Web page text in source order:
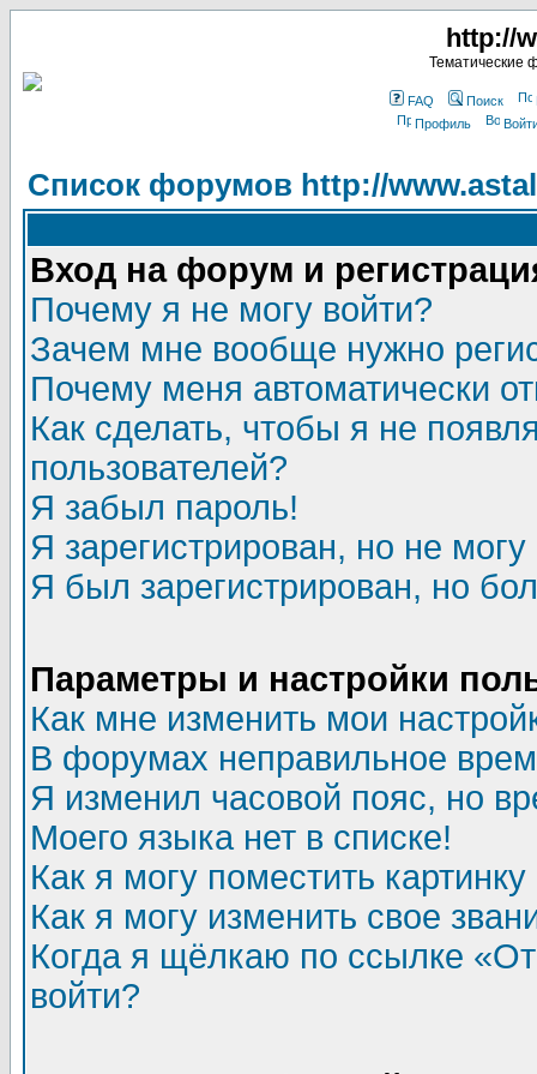
http://
Тематические
FAQ Поиск
Профиль
Список форумов http://
Вход на форум и
Почему я не могу войти?
Зачем мне вообще нужно
Почему меня автоматически
Как сделать, чтобы я не
пользователей?
Я забыл пароль!
Я зарегистрирован, но не могу
Я был зарегистрирован, но
Параметры и настройки
Как мне изменить мои
В форумах неправильное
Я изменил часовой пояс, но
Моего языка нет в списке!
Как я могу поместить
Как я могу изменить свое
Когда я щёлкаю по ссылке
войти?